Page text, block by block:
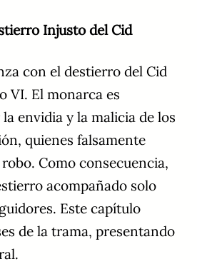
Injusto del Cid
con el destierro del Cid
VI. El monarca es
envidia y la malicia de los
quienes falsamente
Como consecuencia,
acompañado solo
Este capítulo
de la trama, presentando